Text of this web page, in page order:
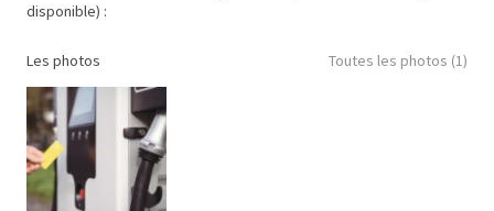
disponible) :
Les photos Toutes les photos (1)